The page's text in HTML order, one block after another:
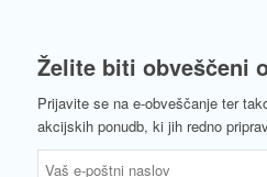
Želite biti obveščeni
Prijavite se na e-obveščanje ter
akcijskih ponudb, ki jih redno